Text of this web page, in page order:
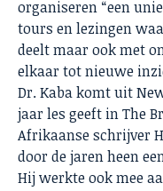
organiseren “een
tours en lezingen
deelt maar ook met
elkaar tot nieuwe
Dr. Kaba komt uit
jaar les geeft in The
Afrikaanse schrijver
door de jaren heen
Hij werkte ook mee